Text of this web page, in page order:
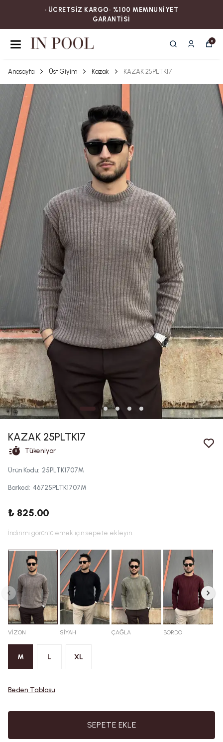
• ÜCRETSİZ KARGOㅤ‎‎‎‎‎‎‎‎• %100 MEMNUNİYET
GARANTİSİ
0
Anasayfa Üst Giyim Kazak KAZAK 25PLTK17
KAZAK 25PLTK17
Tükeniyor
Ürün Kodu: 25PLTK1707M
Barkod: 46725PLTK1707M
₺ 825.00
İndirimi görüntülemek için sepete ekleyin.
VİZON SİYAH ÇAĞLA BORDO
M L XL
Beden Tablosu
SEPETE EKLE